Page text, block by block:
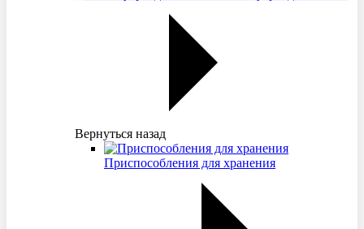
Вернуться назад
Приспособления для хранения